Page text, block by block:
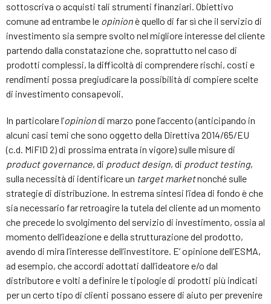
sottoscriva o acquisti tali strumenti finanziari. Obiettivo
comune ad entrambe le opinionè quello di far sì che il servizio di
investimento sia sempre svolto nel migliore interesse del cliente
partendo dalla constatazione che, soprattutto nel caso di
prodotti complessi, la difficoltà di comprendere rischi, costi e
rendimenti possa pregiudicare la possibilità di compiere scelte
di investimento consapevoli.
In particolare l’opiniondi marzo pone l’accento (anticipando in
alcuni casi temi che sono oggetto della Direttiva 2014/65/EU
(c.d. MiFID 2) di prossima entrata in vigore) sulle misure di
product governance, di product design, di product testing,
sulla necessità di identificare un target marketnonché sulle
strategie di distribuzione. In estrema sintesi l’idea di fondo è che
sia necessario far retroagire la tutela del cliente ad un momento
che precede lo svolgimento del servizio di investimento, ossia al
momento dell’ideazione e della strutturazione del prodotto,
avendo di mira l’interesse dell’investitore. E’ opinione dell’ESMA,
ad esempio, che accordi adottati dall’ideatore e/o dal
distributore e volti a definire le tipologie di prodotti più indicati
per un certo tipo di clienti possano essere di aiuto per prevenire